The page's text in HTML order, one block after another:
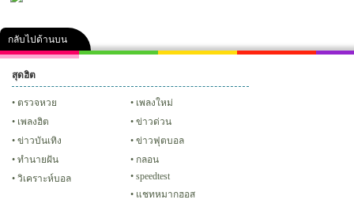
กลับไปด้านบน
คลิป ภาพ ปฏิทิน 2556
Glitter
สุดฮิต
ตรวจหวย
เพลงใหม่
เพลงฮิต
ข่าวด่วน
ข่าวบันเทิง
ข่าวฟุตบอล
ทํานายฝัน
กลอน
วิเคราะห์บอล
speedtest
แชทหมากฮอส